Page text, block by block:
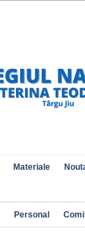
Materiale
Personal